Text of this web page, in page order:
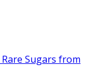
Sugars from